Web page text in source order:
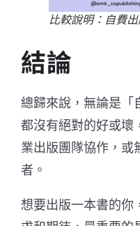
比較說明：自費
結論
總歸來說，無論是「
都沒有絕對的好或壞
業出版團隊協作，或
者。
想要出版一本書的你